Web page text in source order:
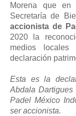
Morena que
Secretaría de
accionista de
2020 la
medios
declaración
Esta es la
Abdala
Padel México
ser accionista.